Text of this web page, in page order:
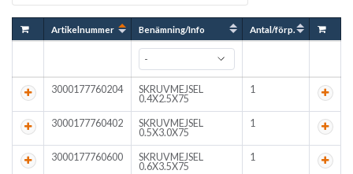
Artikelnummer Benämning/Info Antal/förp.
3000177760204
SKRUVMEJSEL
0.4X2.5X75
1
3000177760402
SKRUVMEJSEL
0.5X3.0X75
1
3000177760600
SKRUVMEJSEL
0.6X3.5X75
1